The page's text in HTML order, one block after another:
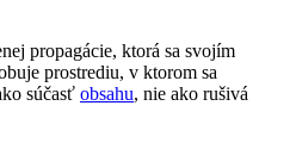
propagácie, ktorá sa svojím
prostrediu, v ktorom sa
súčasť obsahu, nie ako rušivá